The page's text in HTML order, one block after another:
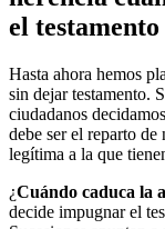
el testamento
Hasta ahora hemos
sin dejar testamento.
ciudadanos
debe ser el reparto de
legítima a la que
¿Cuándo caduca la
decide impugnar el